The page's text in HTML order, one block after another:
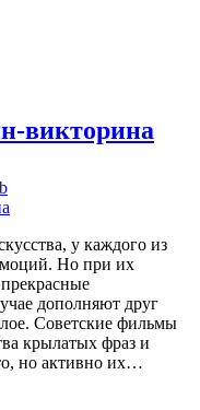
викторина
у каждого из
Но при их
дополняют друг
Советские фильмы
крылатых фраз и
но активно их…